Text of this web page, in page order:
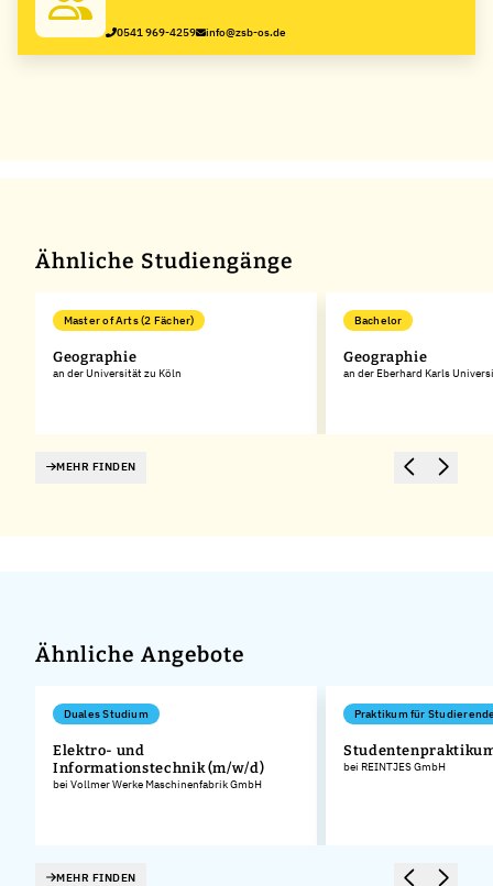
0541 969-4259 info@zsb-os.de
Ähnliche Studiengänge
Master of Arts (2 Fächer)
Geographie
an der Universität zu Köln
Bachelor
Geographie
an der Eberhard Karls
MEHR FINDEN
Ähnliche Angebote
Duales Studium
Elektro- und
Informationstechnik (m/w/d)
bei Vollmer Werke Maschinenfabrik GmbH
Praktikum für
bei REINTJES GmbH
MEHR FINDEN